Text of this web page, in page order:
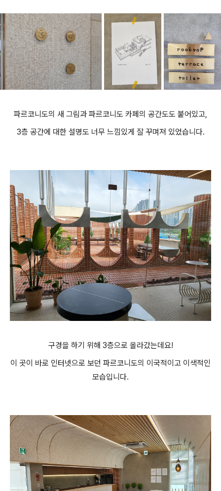
파르코니도의 새 그림과 파르코니도 카페의 공간도도 붙어있고,
3층 공간에 대한 설명도 너무 느낌있게 잘 꾸며져 있었습니다.
구경을 하기 위해 3층으로 올라갔는데요!
이 곳이 바로 인터넷으로 보던 파르코니도의 이국적이고 이색적인
모습입니다.